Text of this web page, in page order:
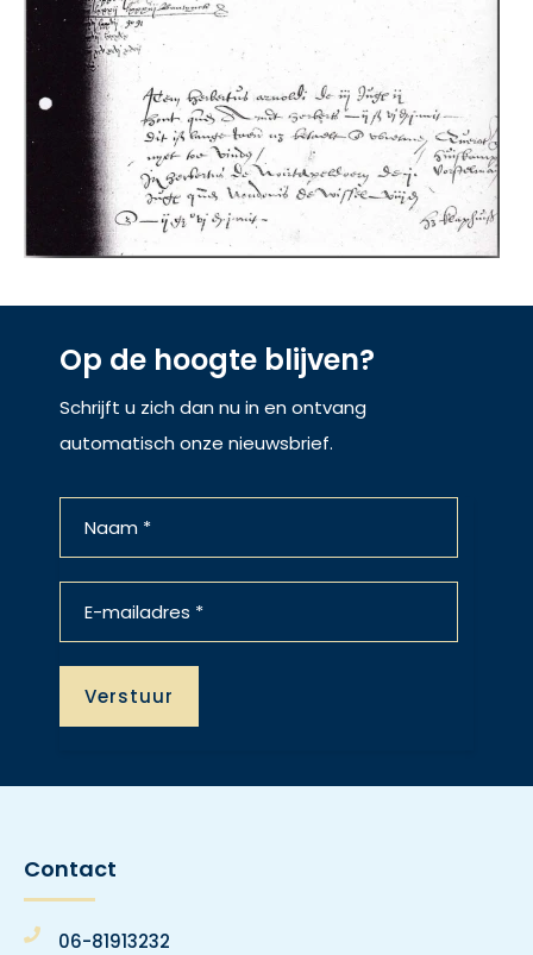
Op de hoogte blijven?
Schrijft u zich dan nu in en ontvang
automatisch onze nieuwsbrief.
Contact
06-81913232